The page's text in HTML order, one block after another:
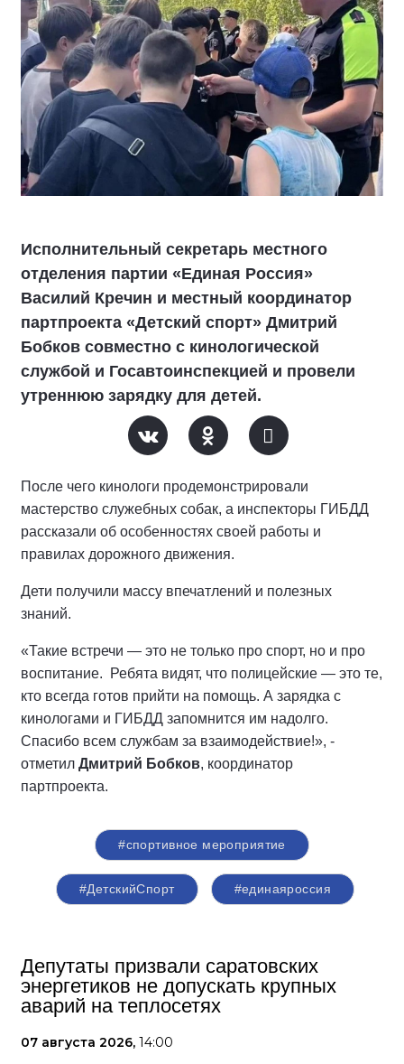
Исполнительный секретарь местного
отделения партии «Единая Россия»
Василий Кречин и местный координатор
партпроекта «Детский спорт» Дмитрий
Бобков совместно с кинологической
службой и Госавтоинспекцией и провели
утреннюю зарядку для детей.
После чего кинологи продемонстрировали
мастерство служебных собак, а инспекторы ГИБДД
рассказали об особенностях своей работы и
правилах дорожного движения.
Дети получили массу впечатлений и полезных
знаний.
«Такие встречи — это не только про спорт, но и про
воспитание. Ребята видят, что полицейские — это те,
кто всегда готов прийти на помощь. А зарядка с
кинологами и ГИБДД запомнится им надолго.
Спасибо всем службам за взаимодействие!», -
отметил Дмитрий Бобков, координатор
партпроекта.
#спортивное мероприятие
#ДетскийСпорт #единаяроссия
Депутаты призвали саратовских
энергетиков не допускать крупных
аварий на теплосетях
07 августа 2026, 14:00